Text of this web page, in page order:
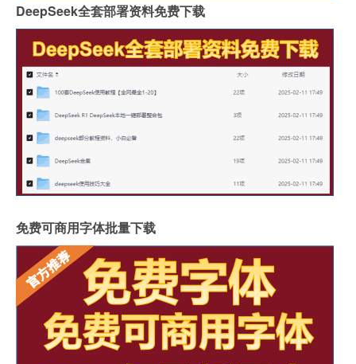
DeepSeek全套部署资料免费下载
免费可商用字体批量下载